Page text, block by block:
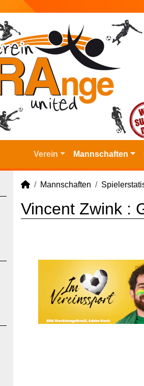
Verein Mannschaften
Mannschaften
Vincent Zwink :